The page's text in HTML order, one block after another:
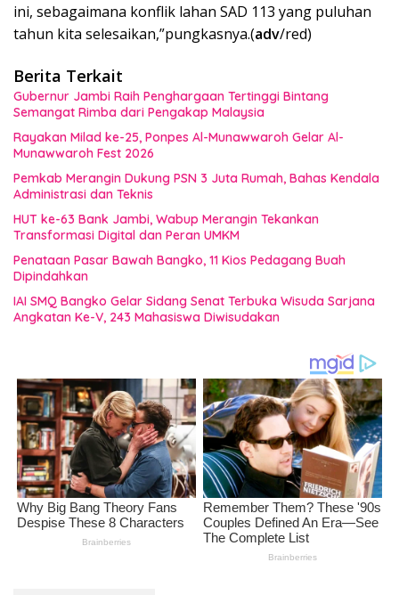
ini, sebagaimana konflik lahan SAD 113 yang puluhan
tahun kita selesaikan,”pungkasnya.(adv/red)
Berita Terkait
Gubernur Jambi Raih Penghargaan Tertinggi Bintang
Semangat Rimba dari Pengakap Malaysia
Rayakan Milad ke-25, Ponpes Al-Munawwaroh Gelar Al-
Munawwaroh Fest 2026
Pemkab Merangin Dukung PSN 3 Juta Rumah, Bahas Kendala
Administrasi dan Teknis
HUT ke-63 Bank Jambi, Wabup Merangin Tekankan
Transformasi Digital dan Peran UMKM
Penataan Pasar Bawah Bangko, 11 Kios Pedagang Buah
Dipindahkan
IAI SMQ Bangko Gelar Sidang Senat Terbuka Wisuda Sarjana
Angkatan Ke-V, 243 Mahasiswa Diwisudakan